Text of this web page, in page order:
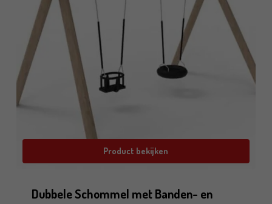
Product bekijken
Dubbele Schommel met Banden- en